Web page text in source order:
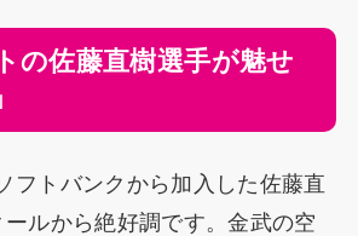
の佐藤直樹選手が魅せ
フトバンクから加入した佐藤直
ルから絶好調です。金武の空